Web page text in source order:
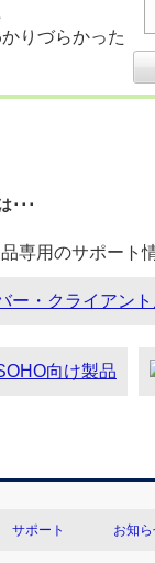
りづらかった
･･･
専用のサポート
ー・クライアン
向け製品
サポート お知